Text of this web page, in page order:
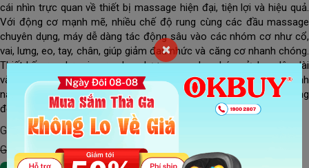
cái nhìn trực quan về thiết bị massage hiện đại, tiện lợi và hiệu quả.
Với động cơ mạnh mẽ, nhiều chế độ rung cùng các đầu massage
chuyên dụng, máy dễ dàng tác động sâu vào các nhóm cơ như cổ,
vai, lưng, eo, tay, chân, giúp giảm đau nhức và căng cơ nhanh chóng.
Thiết kế gọn nhẹ, pin sạc dung lượng cao cho phép sử dụng lâu dài
và mang theo mọi nơi. Video sẽ giúp bạn khám phá trọn vẹn tính
năng nổi bật, khẳng định vì saoPuli PL-621DC3là lựa chọn lý tưởng
để chăm sóc sức khỏe mỗi ngày.
Giá khuyến mãi:790,000 đ
Giá Gốc : 990,000 đ
×